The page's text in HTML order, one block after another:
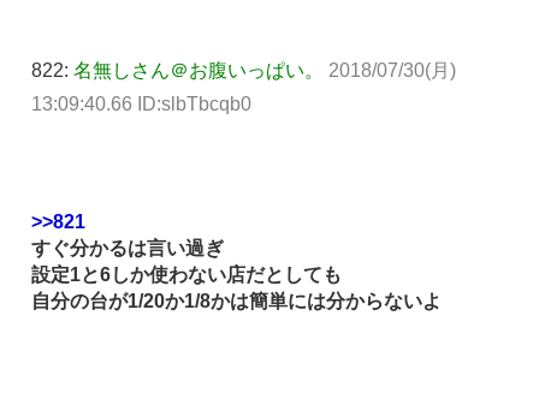
822: 名無しさん＠お腹いっぱい。
2018/07/30(月)
13:09:40.66 ID:slbTbcqb0
>>821
すぐ分かるは言い過ぎ
設定1と6しか使わない店だとしても
自分の台が1/20か1/8かは簡単には分からないよ